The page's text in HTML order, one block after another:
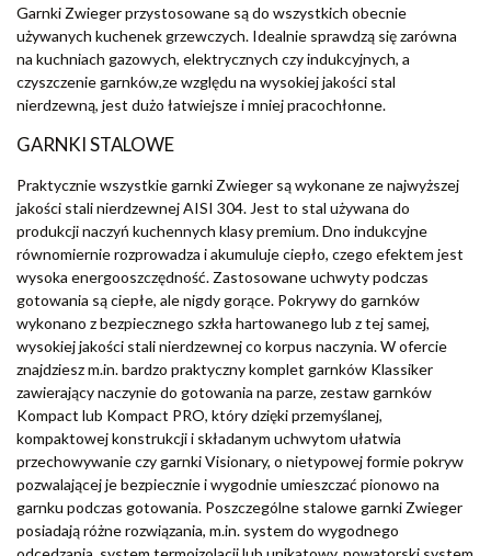
Garnki Zwieger przystosowane są do wszystkich obecnie
używanych kuchenek grzewczych. Idealnie sprawdzą się zarówna
na kuchniach gazowych, elektrycznych czy indukcyjnych, a
czyszczenie garnków,ze względu na wysokiej jakości stal
nierdzewną, jest dużo łatwiejsze i mniej pracochłonne.
GARNKI STALOWE
Praktycznie wszystkie garnki Zwieger są wykonane ze najwyższej
jakości stali nierdzewnej AISI 304. Jest to stal używana do
produkcji naczyń kuchennych klasy premium. Dno indukcyjne
równomiernie rozprowadza i akumuluje ciepło, czego efektem jest
wysoka energooszczędność. Zastosowane uchwyty podczas
gotowania są ciepłe, ale nigdy gorące. Pokrywy do garnków
wykonano z bezpiecznego szkła hartowanego lub z tej samej,
wysokiej jakości stali nierdzewnej co korpus naczynia. W ofercie
znajdziesz m.in. bardzo praktyczny komplet garnków Klassiker
zawierający naczynie do gotowania na parze, zestaw garnków
Kompact lub Kompact PRO, który dzięki przemyślanej,
kompaktowej konstrukcji i składanym uchwytom ułatwia
przechowywanie czy garnki Visionary, o nietypowej formie pokryw
pozwalającej je bezpiecznie i wygodnie umieszczać pionowo na
garnku podczas gotowania. Poszczególne stalowe garnki Zwieger
posiadają różne rozwiązania, m.in. system do wygodnego